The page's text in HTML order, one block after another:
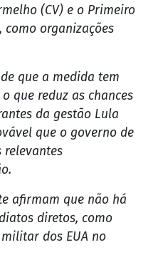
(CV) e o Primeiro
como organizações
que a medida tem
que reduz as chances
da gestão Lula
que o governo de
relevantes
afirmam que não há
diretos, como
dos EUA no